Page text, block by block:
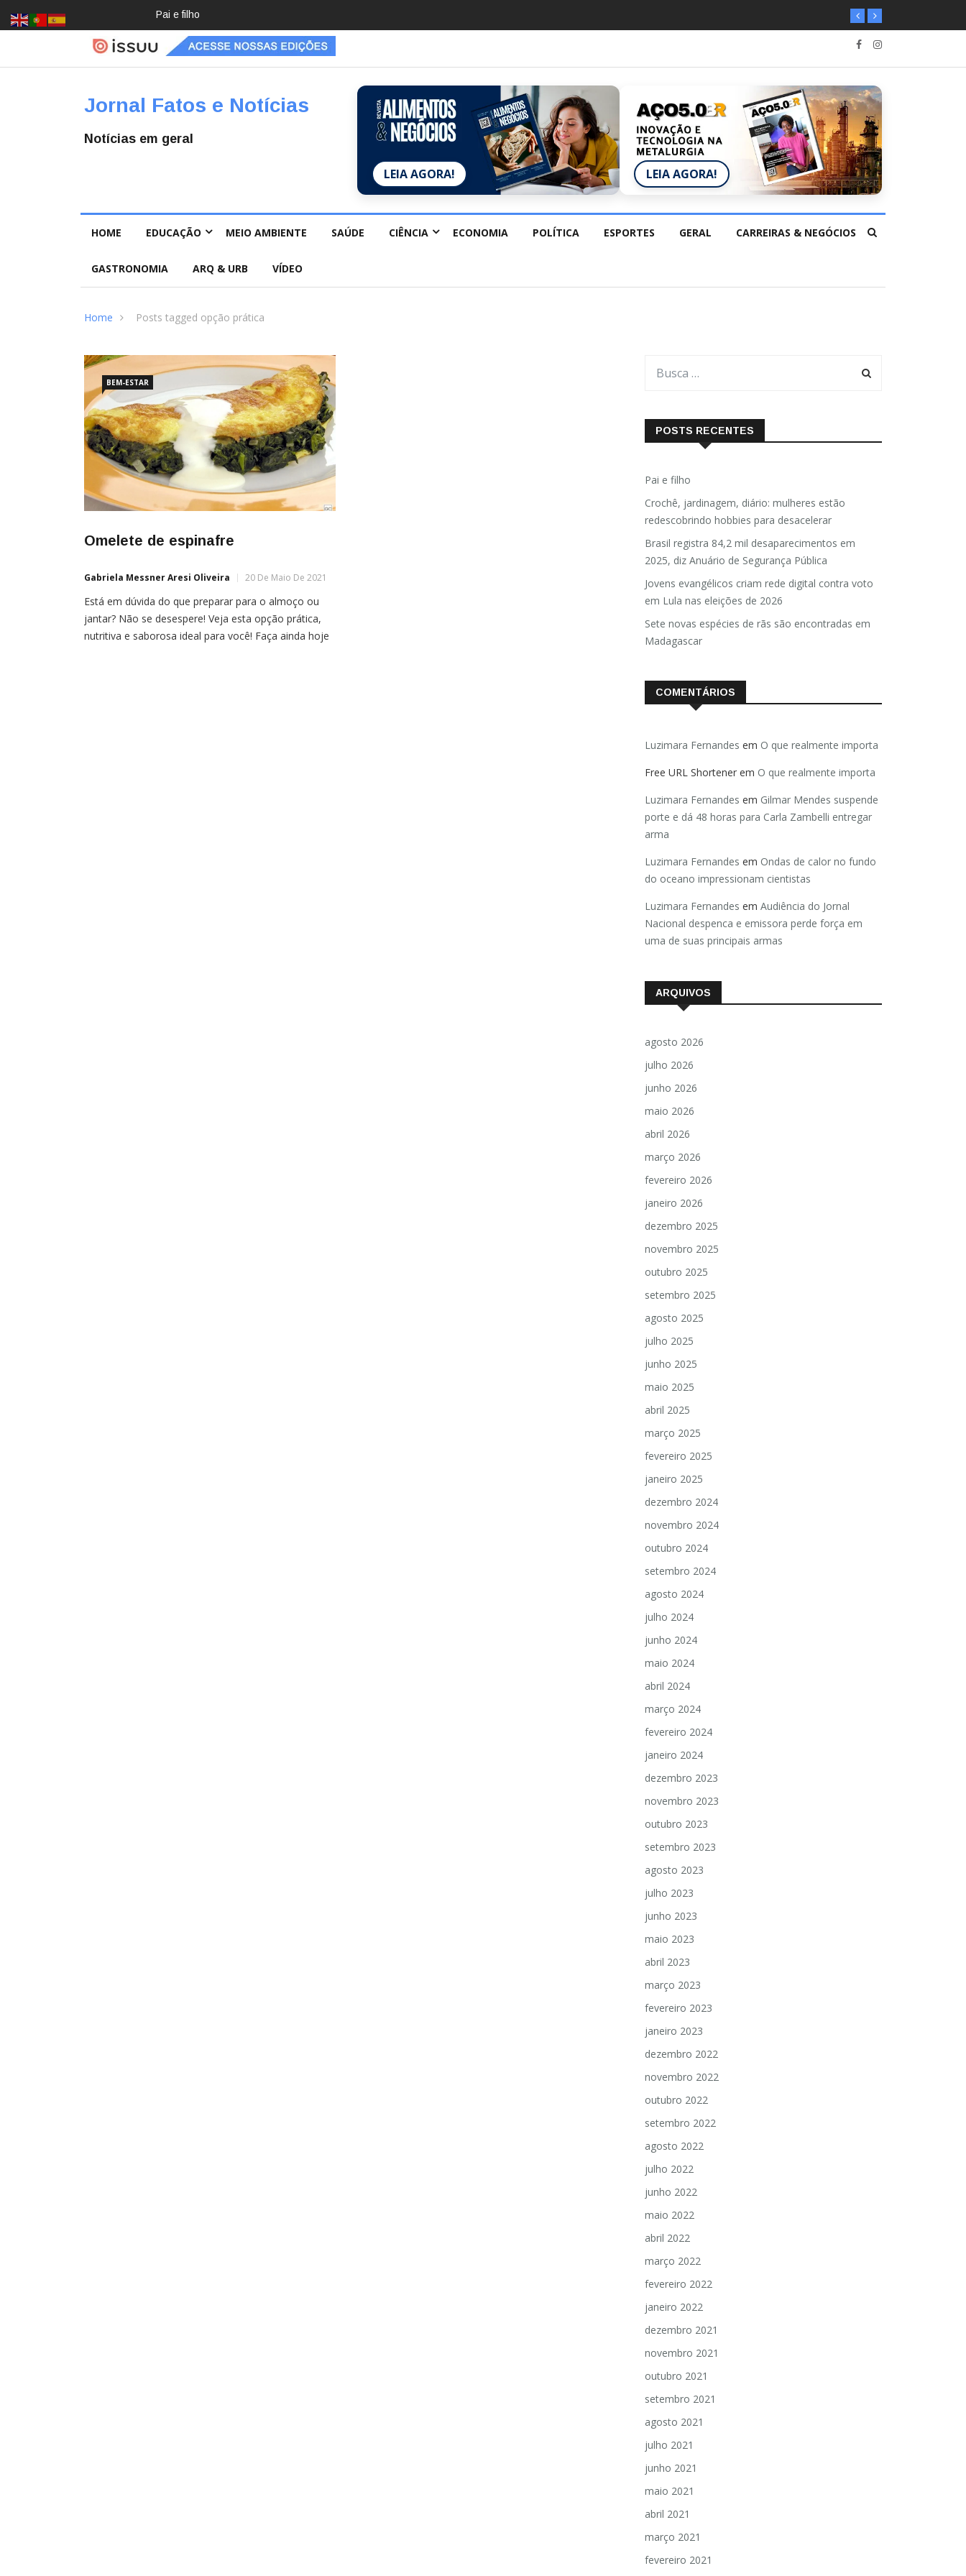
Pai e filhoCrochê,
jardinage
m, diário:
mulheres
rindo
hobbies
desacele
Jornal Fatos e Notícias
Notícias em geral
LEIA AGORA! LEIA AGORA!
HOME EDUCAÇÃO MEIO AMBIENTE SAÚDE CIÊNCIA ECONOMIA POLÍTICA ESPORTES GERAL CARREIRAS & NEGÓCIOS
GASTRONOMIA ARQ & URB VÍDEO
Home Posts tagged opção prática
BEM-ESTAR
Omelete de espinafre
Gabriela Messner Aresi Oliveira 20 De Maio De 2021
Está em dúvida do que preparar para o almoço ou
jantar? Não se desespere! Veja esta opção prática,
nutritiva e saborosa ideal para você! Faça ainda hoje
POSTS RECENTES
Pai e filho
Crochê, jardinagem, diário: mulheres estão
redescobrindo hobbies para desacelerar
Brasil registra 84,2 mil desaparecimentos em
2025, diz Anuário de Segurança Pública
Jovens evangélicos criam rede digital contra voto
em Lula nas eleições de 2026
Sete novas espécies de rãs são encontradas em
Madagascar
COMENTÁRIOS
Luzimara Fernandes em O que realmente importa
Free URL Shortener em O que realmente importa
Luzimara Fernandes em Gilmar Mendes suspende
porte e dá 48 horas para Carla Zambelli entregar
arma
Luzimara Fernandes em Ondas de calor no fundo
do oceano impressionam cientistas
Luzimara Fernandes em Audiência do Jornal
Nacional despenca e emissora perde força em
uma de suas principais armas
ARQUIVOS
agosto 2026
julho 2026
junho 2026
maio 2026
abril 2026
março 2026
fevereiro 2026
janeiro 2026
dezembro 2025
novembro 2025
outubro 2025
setembro 2025
agosto 2025
julho 2025
junho 2025
maio 2025
abril 2025
março 2025
fevereiro 2025
janeiro 2025
dezembro 2024
novembro 2024
outubro 2024
setembro 2024
agosto 2024
julho 2024
junho 2024
maio 2024
abril 2024
março 2024
fevereiro 2024
janeiro 2024
dezembro 2023
novembro 2023
outubro 2023
setembro 2023
agosto 2023
julho 2023
junho 2023
maio 2023
abril 2023
março 2023
fevereiro 2023
janeiro 2023
dezembro 2022
novembro 2022
outubro 2022
setembro 2022
agosto 2022
julho 2022
junho 2022
maio 2022
abril 2022
março 2022
fevereiro 2022
janeiro 2022
dezembro 2021
novembro 2021
outubro 2021
setembro 2021
agosto 2021
julho 2021
junho 2021
maio 2021
abril 2021
março 2021
fevereiro 2021